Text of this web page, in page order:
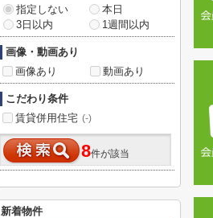
指定しない
本日
3日以内
1週間以内
画像・動画あり
画像あり
動画あり
こだわり条件
賃貸併用住宅 (-)
8件が該当
新着物件